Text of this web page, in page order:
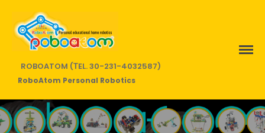
Home
ROBOATOM (ΤEL. 30-231-4032587)
RoboAtom Personal Robotics